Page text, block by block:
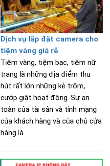
Dịch vụ lắp đặt camera cho
tiệm vàng giá rẻ
Tiệm vàng, tiệm bạc, tiệm nữ
trang là những địa điểm thu
hút rất lớn những kẻ trộm,
cướp giật hoạt động. Sự an
toàn của tài sản và tính mạng
của khách hàng và của chủ cửa
hàng là...